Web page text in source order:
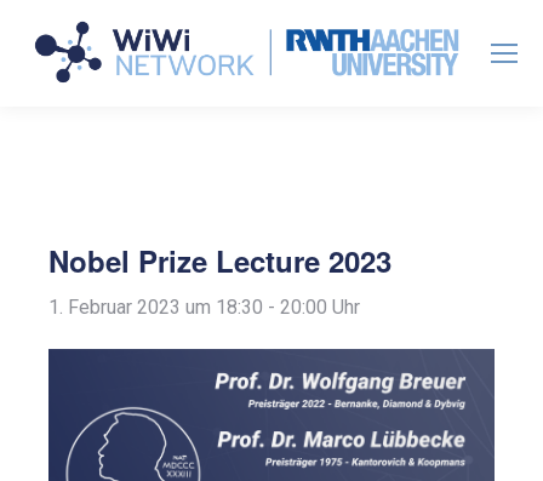
Nobel Prize Lecture 2023
1. Februar 2023 um 18:30 - 20:00